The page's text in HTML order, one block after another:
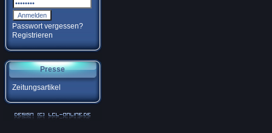
Passwort vergessen?
Registrieren
Presse
Zeitungsartikel